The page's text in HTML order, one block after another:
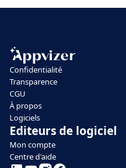
Confidentialité
Transparence
CGU
À propos
Logiciels
Editeurs de logiciel
Mon compte
Centre d'aide